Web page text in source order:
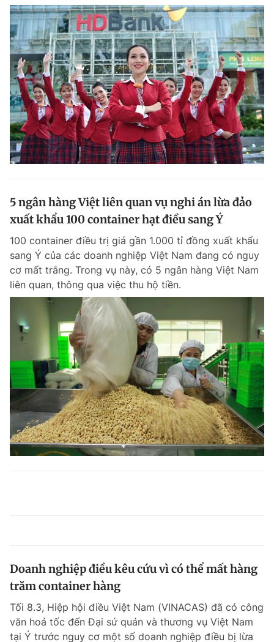
5 ngân hàng Việt liên quan vụ nghi án lừa đảo
xuất khẩu 100 container hạt điều sang Ý
100 container điều trị giá gần 1.000 tỉ đồng xuất khẩu
sang Ý của các doanh nghiệp Việt Nam đang có nguy
cơ mất trắng. Trong vụ này, có 5 ngân hàng Việt Nam
liên quan, thông qua việc thu hộ tiền.
Doanh nghiệp điều kêu cứu vì có thể mất hàng
trăm container hàng
Tối 8.3, Hiệp hội điều Việt Nam (VINACAS) đã có công
văn hoả tốc đến Đại sứ quán và thương vụ Việt Nam
tại Ý trước nguy cơ một số doanh nghiệp điều bị lừa